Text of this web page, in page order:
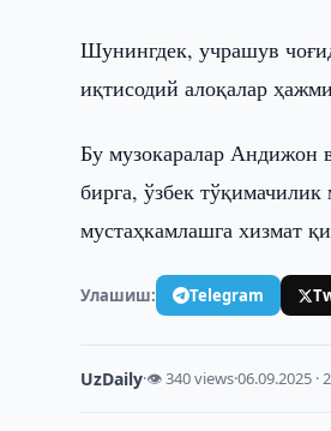
Шунингдек, учрашув
иқтисодий алоқалар
Бу музокаралар Андижон
бирга, ўзбек
мустаҳкамлашга хизмат
Улашиш: Telegram
UzDaily·👁 340 views·06.09.2025 ·